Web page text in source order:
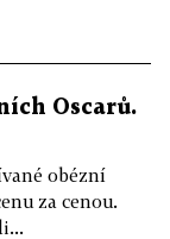
Oscarů.
obézní
za cenou.